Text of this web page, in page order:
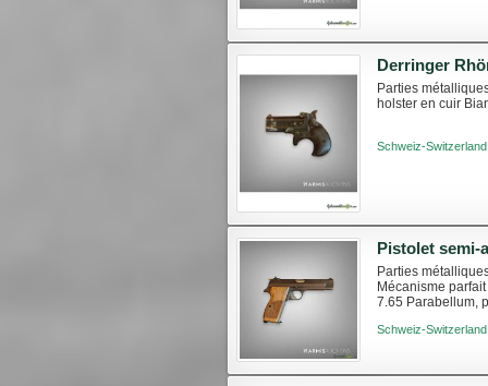
Derringer
Parties
holster en cuir
Schweiz-
Pistolet semi-
Parties
Mécanisme
7.65 Parabellum,
Schweiz-